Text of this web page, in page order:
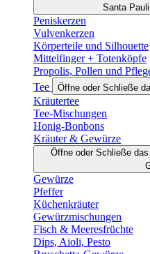
Santa
Peniskerzen
Vulvenkerzen
Körperteile und Silhouette
Mittelfinger + Totenköpfe
Propolis, Pollen und
Tee
Öffne oder Schließe
Kräutertee
Tee-Mischungen
Honig-Bonbons
Kräuter & Gewürze
Öffne oder Schließe
Gewürze
Pfeffer
Küchenkräuter
Gewürzmischungen
Fisch & Meeresfrüchte
Dips, Aioli, Pesto